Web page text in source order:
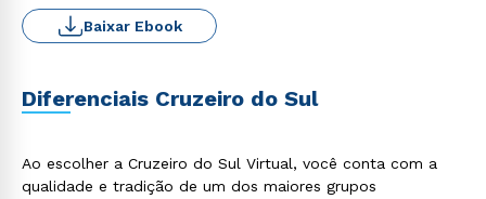
Baixar Ebook
Diferenciais Cruzeiro do Sul
Ao escolher a Cruzeiro do Sul Virtual, você conta com a
qualidade e tradição de um dos maiores grupos